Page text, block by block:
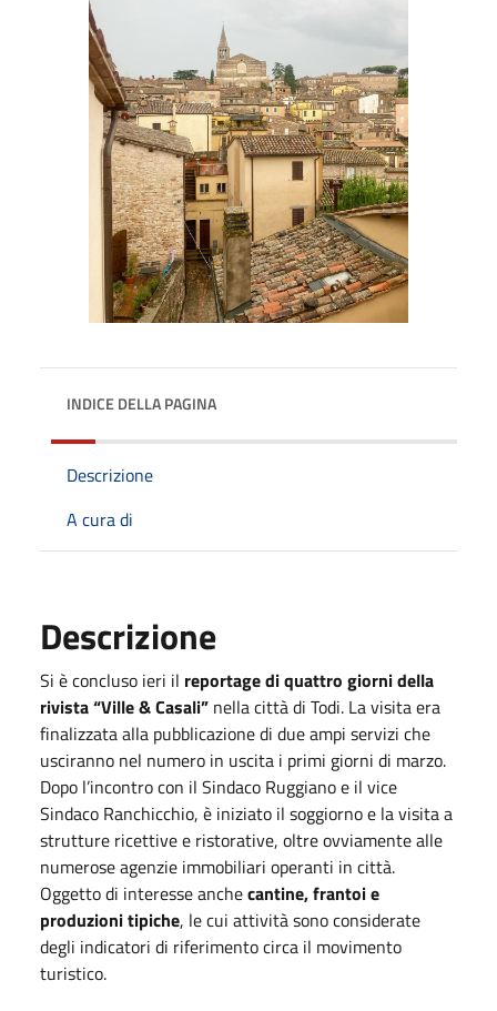
INDICE DELLA PAGINA
Descrizione
A cura di
Descrizione
Si è concluso ieri il reportage di quattro giorni della
rivista “Ville & Casali” nella città di Todi. La visita era
finalizzata alla pubblicazione di due ampi servizi che
usciranno nel numero in uscita i primi giorni di marzo.
Dopo l’incontro con il Sindaco Ruggiano e il vice
Sindaco Ranchicchio, è iniziato il soggiorno e la visita a
strutture ricettive e ristorative, oltre ovviamente alle
numerose agenzie immobiliari operanti in città.
Oggetto di interesse anchecantine, frantoi e
produzioni tipiche, le cui attività sono considerate
degli indicatori di riferimento circa il movimento
turistico.